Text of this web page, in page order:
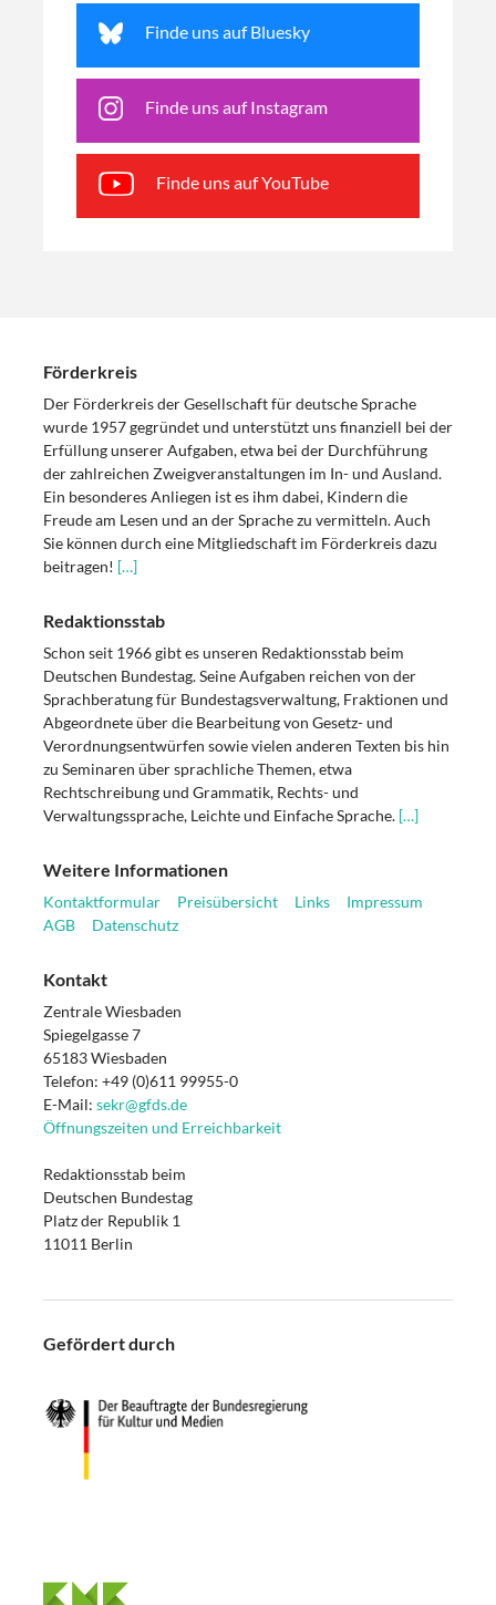
Finde uns auf Bluesky
Finde uns auf Instagram
Finde uns auf YouTube
Förderkreis
Der Förderkreis der Gesellschaft für deutsche Sprache
wurde 1957 gegründet und unterstützt uns finanziell bei der
Erfüllung unserer Aufgaben, etwa bei der Durchführung
der zahlreichen Zweigveranstaltungen im In- und Ausland.
Ein besonderes Anliegen ist es ihm dabei, Kindern die
Freude am Lesen und an der Sprache zu vermitteln. Auch
Sie können durch eine Mitgliedschaft im Förderkreis dazu
beitragen! […]
Redaktionsstab
Schon seit 1966 gibt es unseren Redaktionsstab beim
Deutschen Bundestag. Seine Aufgaben reichen von der
Sprachberatung für Bundestagsverwaltung, Fraktionen und
Abgeordnete über die Bearbeitung von Gesetz- und
Verordnungsentwürfen sowie vielen anderen Texten bis hin
zu Seminaren über sprachliche Themen, etwa
Rechtschreibung und Grammatik, Rechts- und
Verwaltungssprache, Leichte und Einfache Sprache. […]
Weitere Informationen
Kontaktformular Preisübersicht Links
Impressum
AGB
Datenschutz
Kontakt
Zentrale Wiesbaden
Spiegelgasse 7
65183 Wiesbaden
Telefon: +49 (0)611 99955-0
E-Mail: sekr@gfds.de
Öffnungszeiten und Erreichbarkeit
Redaktionsstab beim
Deutschen Bundestag
Platz der Republik 1
11011 Berlin
Gefördert durch